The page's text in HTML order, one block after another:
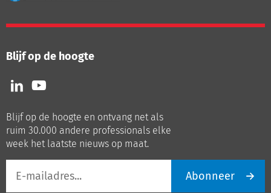
Blijf op de hoogte
Volg
ons
LinkedIn
Volg
ons
Youtube
Blijf op de hoogte en ontvang net als
ruim 30.000 andere professionals elke
week het laatste nieuws op maat.
mailadres
Abonneer